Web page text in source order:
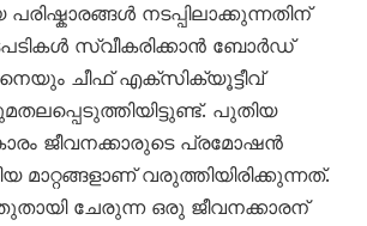
നടപ്പിലാക്കുന്നതിന്
സ്വീകരിക്കാൻ ബോർഡ്
ചീഫ് എക്സിക്യൂട്ടീവ്
പുതിയ
ജീവനക്കാരുടെ പ്രമോഷൻ
മാറ്റങ്ങളാണ് വരുത്തിയിരിക്കുന്നത്.
ചേരുന്ന ഒരു ജീവനക്കാരന്